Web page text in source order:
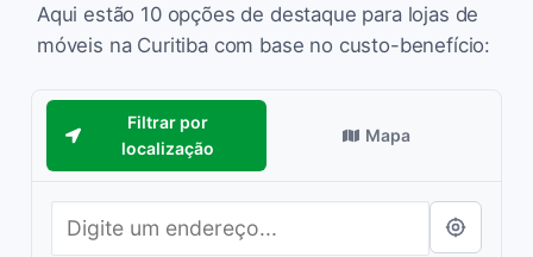
Aqui estão 10 opções de destaque para lojas de
móveis na Curitiba com base no custo-benefício:
Filtrar por
localização
Mapa